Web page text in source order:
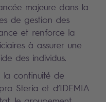
majeure dans la
de gestion des
et renforce la
à assurer une
des individus.
la continuité de
Steria et d’IDEMIA